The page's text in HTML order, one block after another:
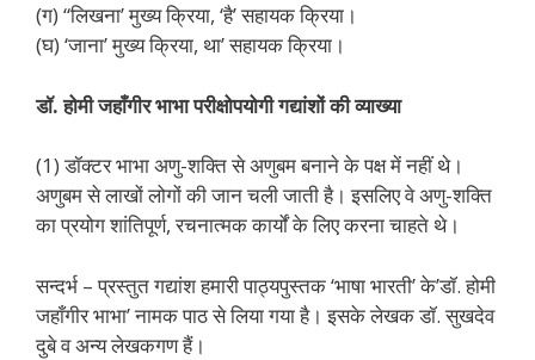
(ग) “लिखना’ मुख्य क्रिया, ‘है’ सहायक क्रिया।
(घ) ‘जाना’ मुख्य क्रिया, था’ सहायक क्रिया।
डॉ. होमी जहाँगीर भाभा परीक्षोपयोगी गद्यांशों की व्याख्या
(1) डॉक्टर भाभा अणु-शक्ति से अणुबम बनाने के पक्ष में नहीं थे।
अणुबम से लाखों लोगों की जान चली जाती है। इसलिए वे अणु-शक्ति
का प्रयोग शांतिपूर्ण, रचनात्मक कार्यों के लिए करना चाहते थे।
सन्दर्भ – प्रस्तुत गद्यांश हमारी पाठ्यपुस्तक ‘भाषा भारती’ के’डॉ. होमी
जहाँगीर भाभा’ नामक पाठ से लिया गया है। इसके लेखक डॉ. सुखदेव
दुबे व अन्य लेखकगण हैं।